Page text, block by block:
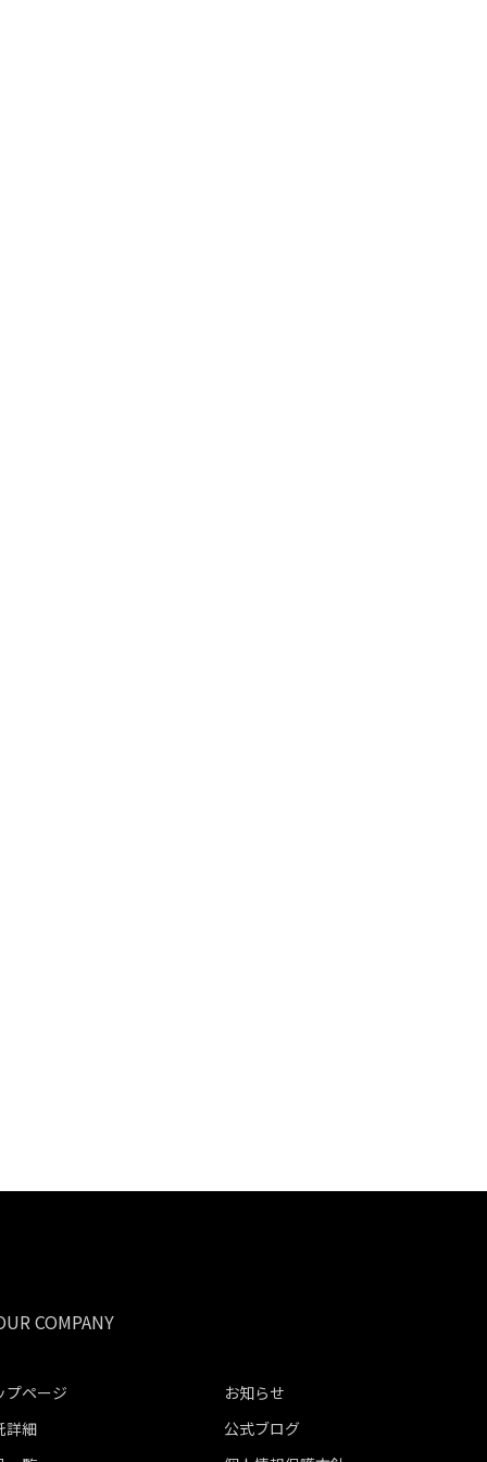
プページ
詳細
お知らせ
公式ブログ